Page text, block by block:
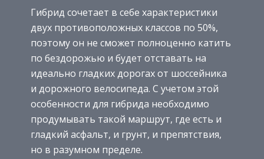
Гибрид сочетает в себе характеристики
двух противоположных классов по 50%,
поэтому он не сможет полноценно катить
по бездорожью и будет отставать на
идеально гладких дорогах от шоссейника
и дорожного велосипеда. С учетом этой
особенности для гибрида необходимо
продумывать такой маршрут, где есть и
гладкий асфальт, и грунт, и препятствия,
но в разумном пределе.